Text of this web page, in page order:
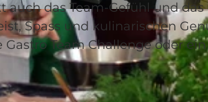
|CC-BY-NC-ND
auch das Team-Gefühl und
Spass und kulinarischen
Gastro Team Challenge oder